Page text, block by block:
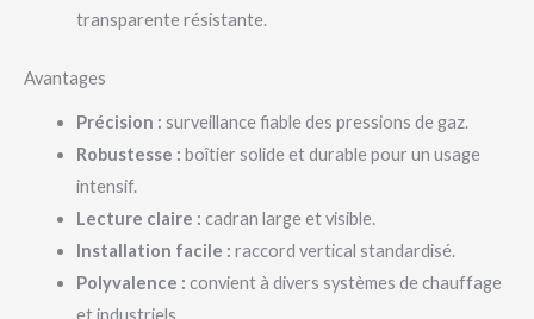
transparente résistante.
Avantages
Précision : surveillance fiable des pressions de gaz.
Robustesse : boîtier solide et durable pour un usage
intensif.
Lecture claire : cadran large et visible.
Installation facile : raccord vertical standardisé.
Polyvalence : convient à divers systèmes de chauffage